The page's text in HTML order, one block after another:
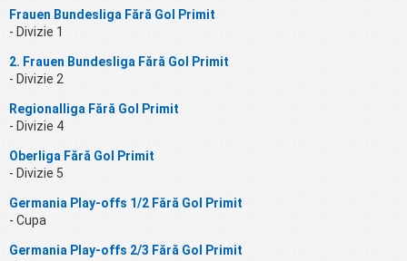
Frauen Bundesliga Fără Gol Primit
- Divizie 1
2. Frauen Bundesliga Fără Gol Primit
- Divizie 2
Regionalliga Fără Gol Primit
- Divizie 4
Oberliga Fără Gol Primit
- Divizie 5
Germania Play-offs 1/2 Fără Gol Primit
- Cupa
Germania Play-offs 2/3 Fără Gol Primit